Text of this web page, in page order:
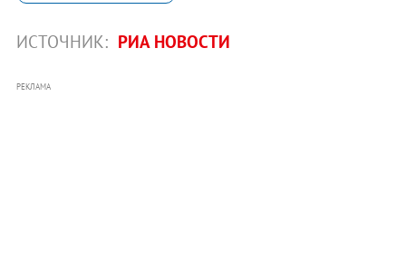
ИСТОЧНИК: РИА НОВОСТИ
РЕКЛАМА